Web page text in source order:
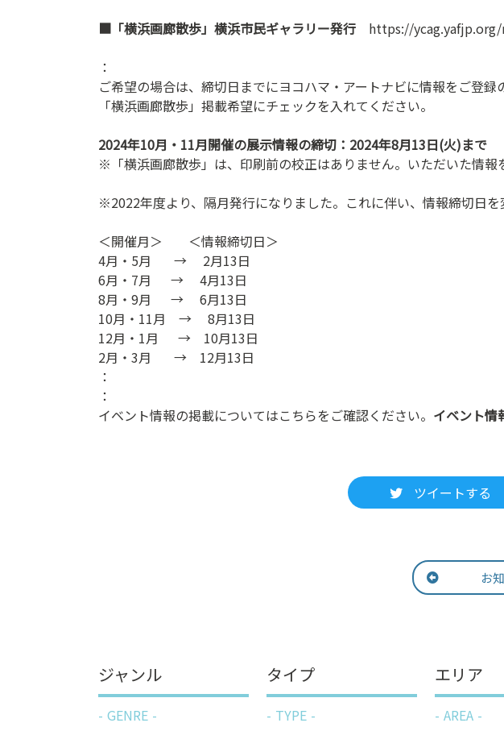
■ 「横浜画廊散歩」横浜市民ギャラリー発行
https://
：
ご希望の場合は、締切日までにヨコハマ・アートナビに情報をご登録
「横浜画廊散歩」掲載希望にチェックを入れてください。
2024年10月・11月開催の展示情報の締切：2024年8月13日(火)まで
※「横浜画廊散歩」は、印刷前の校正はありません。いただいた情
※2022年度より、隔月発行になりました。これに伴い、情報締切日を
＜開催月＞ ＜情報締切日＞
4月・5月 → 2月13日
6月・7月 → 4月13日
8月・9月 → 6月13日
10月・11月 → 8月13日
12月・1月 → 10月13日
2月・3月 → 12月13日
：
：
イベント情報の掲載についてはこちらをご確認ください。 イベント情
ツイートする
お
ジャンル
GENRE
タイプ
TYPE
エリア
AREA